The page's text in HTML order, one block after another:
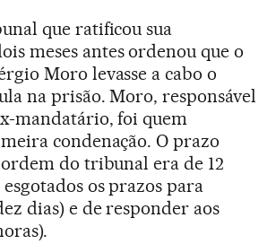
que ratificou sua
meses antes ordenou que o
Moro levasse a cabo o
na prisão. Moro, responsável
mandatário, foi quem
condenação. O prazo
do tribunal era de 12
os prazos para
dias) e de responder aos